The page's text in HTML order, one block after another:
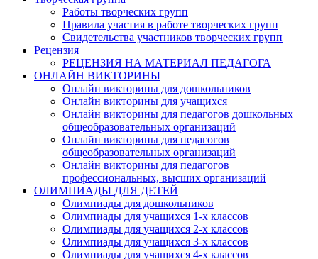
Работы творческих групп
Правила участия в работе творческих групп
Свидетельства участников творческих групп
Рецензия
РЕЦЕНЗИЯ НА МАТЕРИАЛ ПЕДАГОГА
ОНЛАЙН ВИКТОРИНЫ
Онлайн викторины для дошкольников
Онлайн викторины для учащихся
Онлайн викторины для педагогов дошкольных
общеобразовательных организаций
Онлайн викторины для педагогов
общеобразовательных организаций
Онлайн викторины для педагогов
профессиональных, высших организаций
ОЛИМПИАДЫ ДЛЯ ДЕТЕЙ
Олимпиады для дошкольников
Олимпиады для учащихся 1-х классов
Олимпиады для учащихся 2-х классов
Олимпиады для учащихся 3-х классов
Олимпиады для учащихся 4-х классов